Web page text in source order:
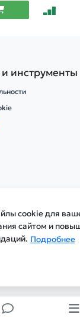
cookie для
сайтом и
Подробнее
инструменты